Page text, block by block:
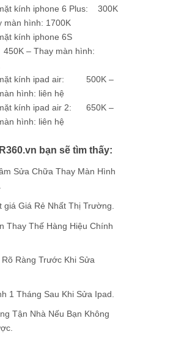
kính iphone 6 Plus: 300K
màn hình: 1700K
kính iphone 6S
– Thay màn hình:
kính ipad air: 500K –
hình: liên hệ
kính ipad air 2: 650K –
hình: liên hệ
bạn sẽ tìm thấy:
Sửa Chữa Thay Màn Hình
giá Giá Rẻ Nhất Thị Trường.
Thay Thế Hàng Hiệu Chính
Rõ Ràng Trước Khi Sửa
1 Tháng Sau Khi Sửa Ipad.
Tận Nhà Nếu Bạn Không